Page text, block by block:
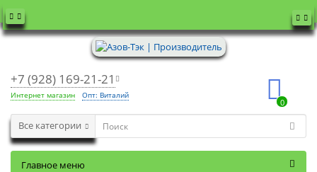
+7 (928) 169-21-21
Интернет магазин Опт: Виталий
0
Все категории
Главное меню